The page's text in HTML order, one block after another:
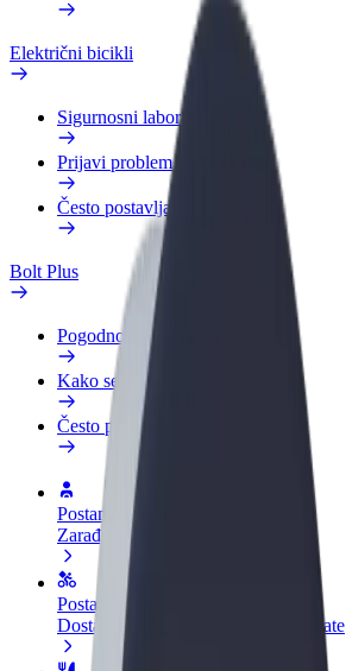
Električni bicikli
Sigurnosni laboratorij
Prijavi problem
Često postavljana pitanja
Bolt Plus
Pogodnosti
Kako se pridružiti
Često postavljana pitanja
Postani vozač
Zarađuj po vlastitim uvjetima
Postani dostavljač
Dostavljaj hranu i primaj tjedne isplate